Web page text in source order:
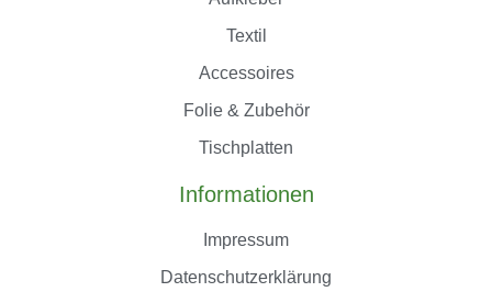
Textil
Accessoires
Folie & Zubehör
Tischplatten
Informationen
Impressum
Datenschutzerklärung